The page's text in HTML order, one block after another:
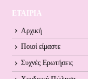
ΕΤΑΙΡΙΑ
Αρχική
Ποιοί είμαστε
Συχνές Ερωτήσεις